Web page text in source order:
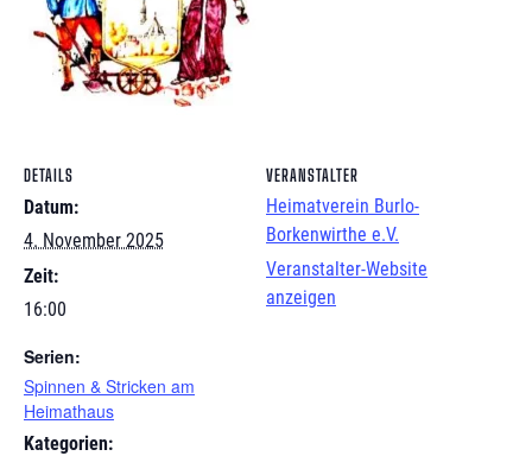
DETAILS
Datum:
4. November 2025
Zeit:
16:00
Serien:
Spinnen & Stricken am
Heimathaus
Kategorien:
VERANSTALTER
Heimatverein Burlo-
Borkenwirthe e.V.
Veranstalter-Website
anzeigen